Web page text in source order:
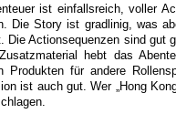
ist einfallsreich, voller
Die Story ist gradlinig, was
Die Actionsequenzen sind gut
hebt das
Produkten für andere
ist auch gut. Wer „Hong